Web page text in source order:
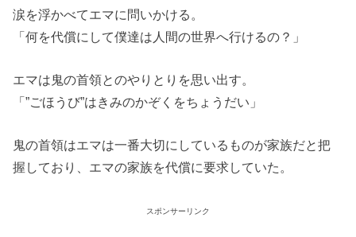
涙を浮かべてエマに問いかける。
「何を代償にして僕達は人間の世界へ行けるの？」
エマは鬼の首領とのやりとりを思い出す。
「”ごほうび”はきみのかぞくをちょうだい」
鬼の首領はエマは一番大切にしているものが家族だと把
握しており、エマの家族を代償に要求していた。
スポンサーリンク